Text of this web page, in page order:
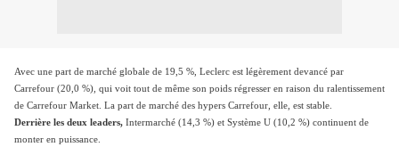
Avec une part de marché globale de 19,5 %, Leclerc est légèrement devancé par
Carrefour (20,0 %), qui voit tout de même son poids régresser en raison du ralentissement
de Carrefour Market. La part de marché des hypers Carrefour, elle, est stable.
Derrière les deux leaders, Intermarché (14,3 %) et Système U (10,2 %) continuent de
monter en puissance.